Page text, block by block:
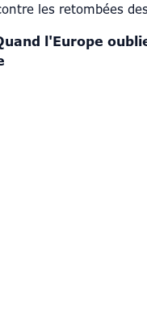
les retombées
l'Europe